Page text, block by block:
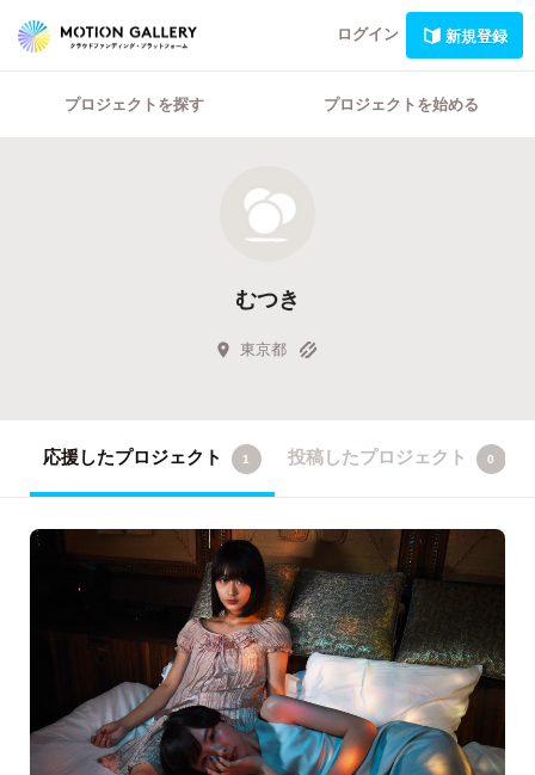
ログイン 新規登録
プロジェクトを探す プロジェクトを始める
むつき
東京都
応援したプロジェクト 1 投稿したプロジェクト 0